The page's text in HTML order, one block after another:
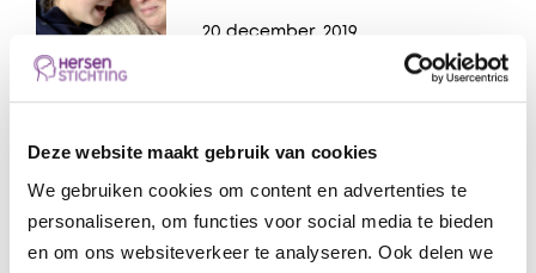
Deze website maakt gebruik van cookies
We gebruiken cookies om content en advertenties te
personaliseren, om functies voor social media te bieden
en om ons websiteverkeer te analyseren. Ook delen we
20 december, 2019
17 oktober, 2019